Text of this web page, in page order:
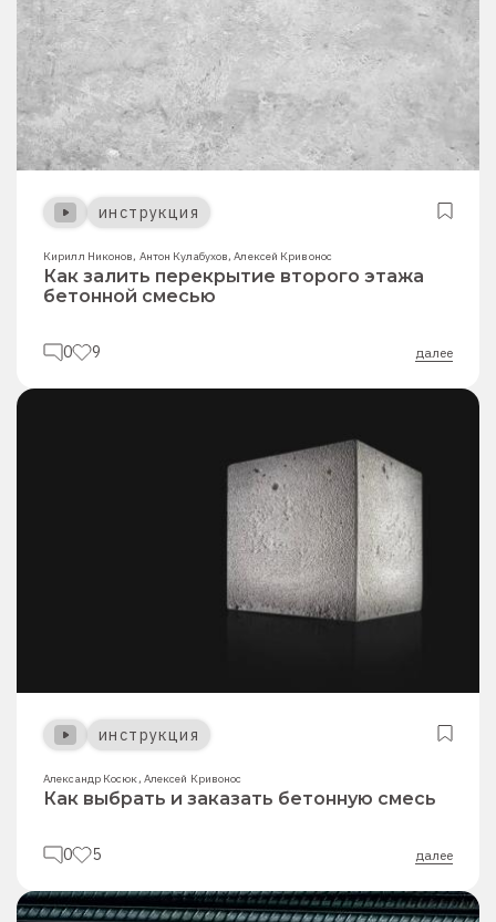
инструкция
Кирилл Никонов, Антон Кулабухов,Алексей Кривонос
Как залить перекрытие второго этажа
бетонной смесью
0 9 далее
инструкция
Александр Косюк, Алексей Кривонос
Как выбрать и заказать бетонную смесь
0 5 далее